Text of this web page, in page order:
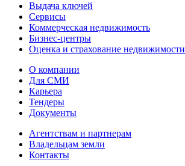
Выдача ключей
Сервисы
Коммерческая недвижимость
Бизнес-центры
Оценка и страхование недвижимости
О компании
Для СМИ
Карьера
Тендеры
Документы
Агентствам и партнерам
Владельцам земли
Контакты